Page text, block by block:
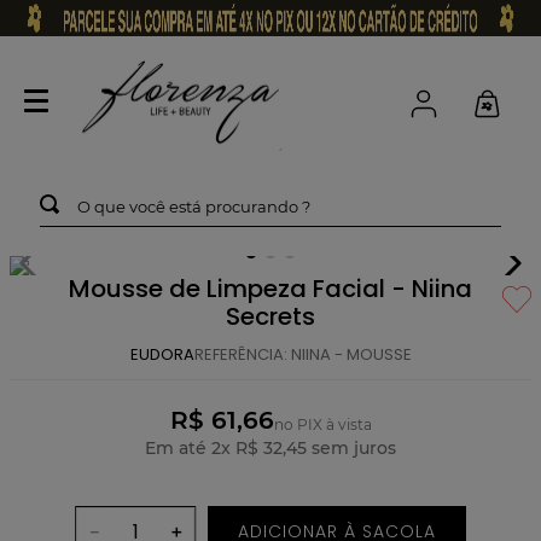
O que você está procurando ?
Mousse de Limpeza Facial - Niina
Secrets
EUDORAREFERÊNCIA: NIINA - MOUSSE
R$ 61,66no PIX à vista
Em até 2x R$ 32,45 sem juros
＋
－ ADICIONAR À SACOLA